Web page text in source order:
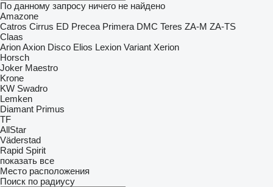
По данному запросу ничего не найдено
Amazone
Catros Cirrus ED Precea Primera DMC Teres ZA-M ZA-TS
Claas
ArionAxion Disco Elios Lexion Variant Xerion
Horsch
Joker Maestro
Krone
KW Swadro
Lemken
Diamant Primus
TF
AllStar
Väderstad
Rapid Spirit
показать все
Место расположения
Поиск по радиусу